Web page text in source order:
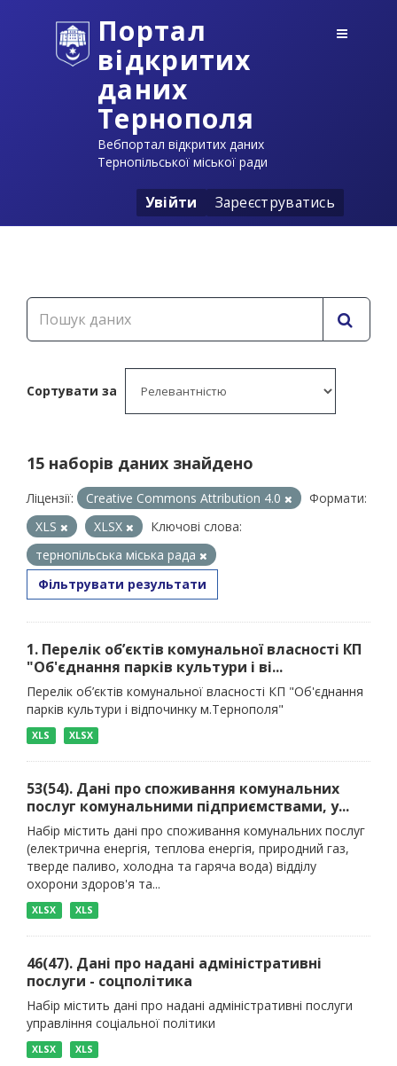
Портал
відкритих
даних
Тернополя
Вебпортал відкритих даних
Тернопільської міської ради
Увійти Зареєструватись
Сортувати за
15 наборів даних знайдено
Ліцензії: Creative Commons Attribution 4.0
Формати:
XLS
XLSX
Ключові слова:
тернопільська міська рада
Фільтрувати результати
1. Перелік об’єктів комунальної власності КП
"Об'єднання парків культури і ві...
Перелік об’єктів комунальної власності КП "Об'єднання
парків культури і відпочинку м.Тернополя"
XLS XLSX
53(54). Дані про споживання комунальних
послуг комунальними підприємствами, у...
Набір містить дані про споживання комунальних послуг
(електрична енергія, теплова енергія, природний газ,
тверде паливо, холодна та гаряча вода) відділу
охорони здоров'я та...
XLSX XLS
46(47). Дані про надані адміністративні
послуги - соцполітика
Набір містить дані про надані адміністративні послуги
управління соціальної політики
XLSX XLS